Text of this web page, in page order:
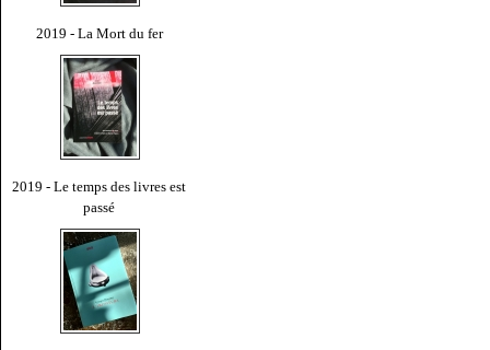
2019 - La Mort du fer
2019 - Le temps des livres est
passé